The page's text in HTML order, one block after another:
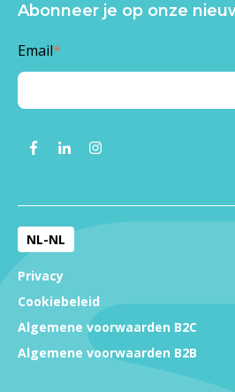
Abonneer je op onze
Email*
NL-NL
Privacy
Cookiebeleid
Algemene voorwaarden B2C
Algemene voorwaarden B2B